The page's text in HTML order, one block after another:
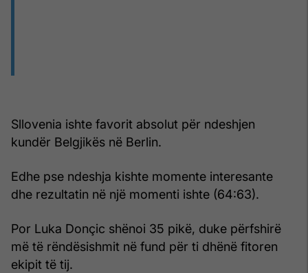
Sllovenia ishte favorit absolut për ndeshjen
kundër Belgjikës në Berlin.
Edhe pse ndeshja kishte momente interesante
dhe rezultatin në një momenti ishte (64:63).
Por Luka Donçic shënoi 35 pikë, duke përfshirë
më të rëndësishmit në fund për ti dhënë fitoren
ekipit të tij.